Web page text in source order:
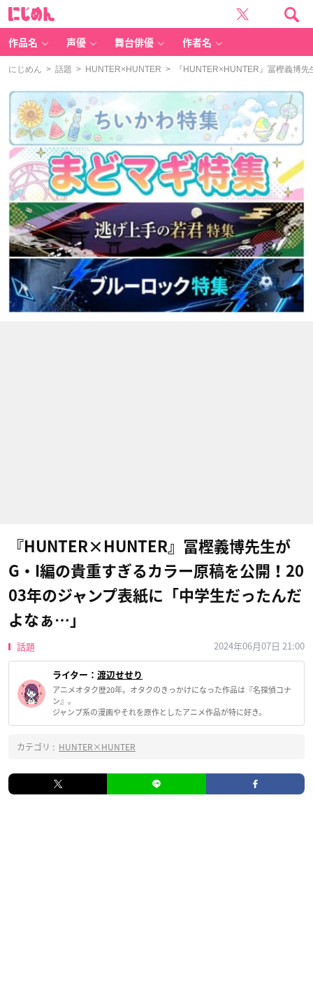
作品名 声優 舞台俳優 作者名
にじめん > 話題 > HUNTER×HUNTER > 『HUNTER×HUNTER』冨樫義博先
『HUNTER×HUNTER』冨樫義博先生が
G・I編の貴重すぎるカラー原稿を公開！20
03年のジャンプ表紙に「中学生だったんだ
よなぁ…」
話題 2024年06月07日 21:00
ライター： 渡辺せせり
アニメオタク歴20年。オタクのきっかけになった作品は『名探偵コナ
ン』。
ジャンプ系の漫画やそれを原作としたアニメ作品が特に好き。
カテゴリ : HUNTER×HUNTER